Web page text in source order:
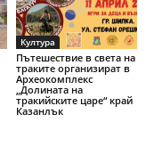
Култура
Пътешествие в света на
траките организират в
Археокомплекс
„Долината на
тракийските царе“ край
Казанлък